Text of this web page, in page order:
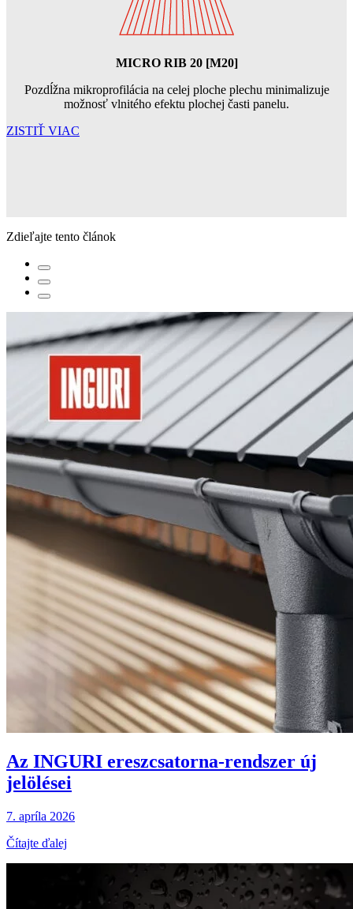
MICRO RIB 20 [M20]
Pozdĺžna mikroprofilácia na celej ploche plechu minimalizuje
možnosť vlnitého efektu plochej časti panelu.
ZISTIŤ VIAC
Zdieľajte tento článok
Az INGURI ereszcsatorna-rendszer új
jelölései
7. apríla 2026
Čítajte ďalej